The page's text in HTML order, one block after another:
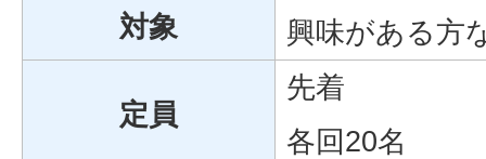
対象
興味がある方
定員
先着
各回20名